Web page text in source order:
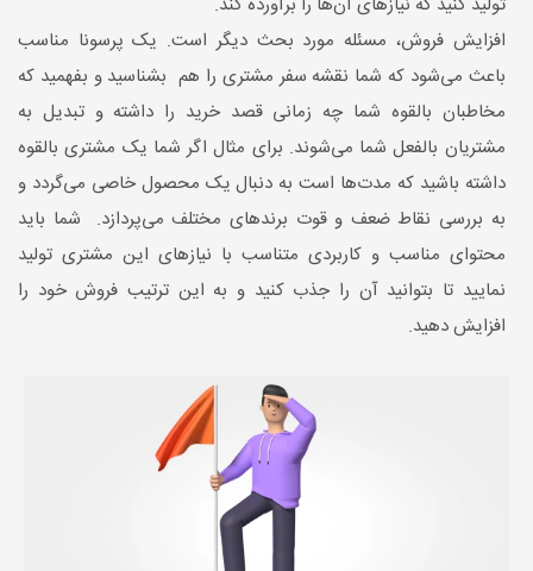
افزایش فروش، مسئله مورد بحث دیگر است. یک پرسونا مناسب
باعث می‌شود که شما نقشه سفر مشتری را هم بشناسید و بفهمید که
مخاطبان بالقوه شما چه زمانی قصد خرید را داشته و تبدیل به
مشتریان بالفعل شما می‌شوند. برای مثال اگر شما یک مشتری بالقوه
داشته باشید که مدت‌ها است به دنبال یک محصول خاصی می‌گردد و
به بررسی نقاط ضعف و قوت برند‌های مختلف می‌پردازد. شما باید
محتوای مناسب و کاربردی متناسب با نیازهای این مشتری تولید
نمایید تا بتوانید آن را جذب کنید و به ‌این ‌ترتیب فروش خود را
افزایش دهید.